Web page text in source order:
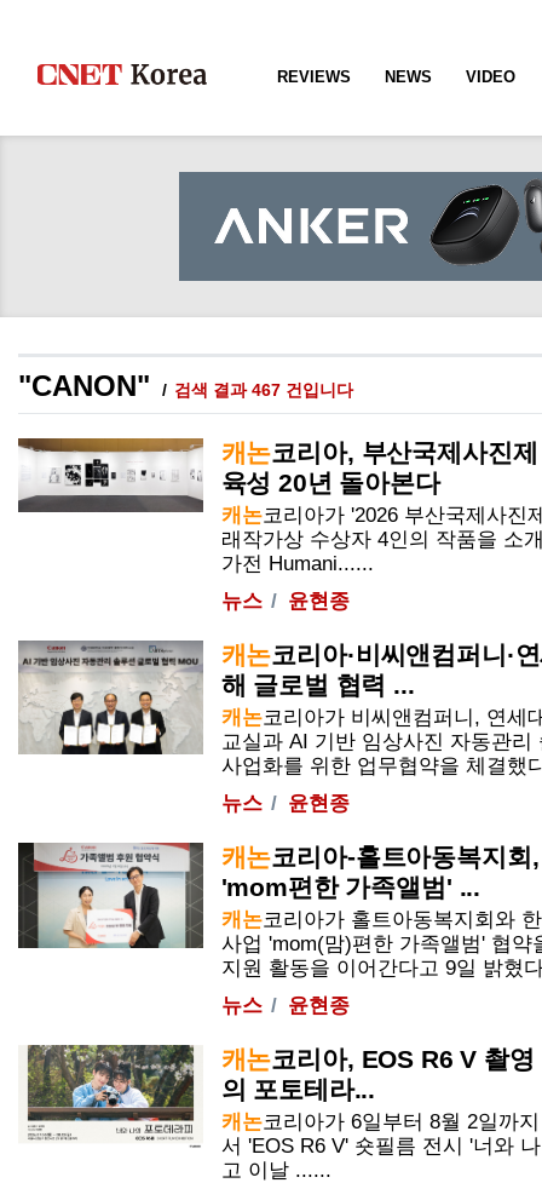
REVIEWS NEWS VIDEO
"CANON" 검색 결과 467 건입니다
캐논코리아, 부산국제사진
육성 20년 돌아본다
캐논코리아가 '2026 부산국제사진
래작가상 수상자 4인의 작품을 소
가전 Humani......
뉴스
윤현종
캐논코리아·비씨앤컴퍼니·
해 글로벌 협력 ...
캐논코리아가 비씨앤컴퍼니, 연세
교실과 AI 기반 임상사진 자동관
사업화를 위한 업무협약을 체결했
뉴스
윤현종
캐논코리아-홀트아동복지회
'mom편한 가족앨범' ...
캐논코리아가 홀트아동복지회와
사업 'mom(맘)편한 가족앨범' 협약
지원 활동을 이어간다고 9일 밝혔
뉴스
윤현종
캐논코리아, EOS R6 V 촬
의 포토테라...
캐논코리아가 6일부터 8월 2일까
서 'EOS R6 V' 숏필름 전시 '너와
고 이날 ......